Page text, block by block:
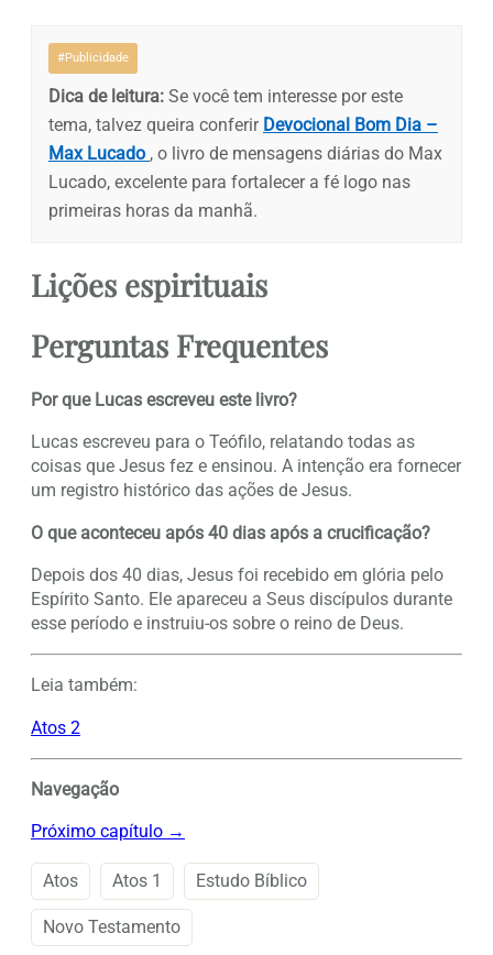
#Publicidade
Dica de leitura: Se você tem interesse por este
tema, talvez queira conferir Devocional Bom Dia –
Max Lucado , o livro de mensagens diárias do Max
Lucado, excelente para fortalecer a fé logo nas
primeiras horas da manhã.
Lições espirituais
Perguntas Frequentes
Por que Lucas escreveu este livro?
Lucas escreveu para o Teófilo, relatando todas as
coisas que Jesus fez e ensinou. A intenção era fornecer
um registro histórico das ações de Jesus.
O que aconteceu após 40 dias após a crucificação?
Depois dos 40 dias, Jesus foi recebido em glória pelo
Espírito Santo. Ele apareceu a Seus discípulos durante
esse período e instruiu-os sobre o reino de Deus.
Leia também:
Atos 2
Navegação
Próximo capítulo →
Atos Atos 1 Estudo Bíblico
Novo Testamento